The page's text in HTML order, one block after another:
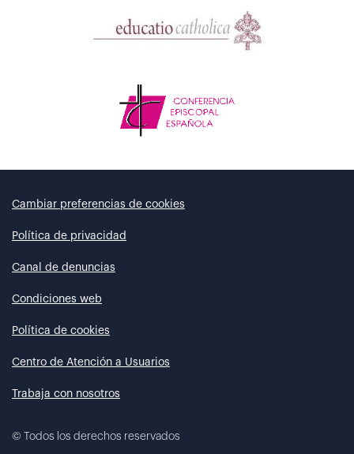
Cambiar preferencias de cookies
Política de privacidad
Canal de denuncias
Condiciones web
Política de cookies
Centro de Atención a Usuarios
Trabaja con nosotros
© Todos los derechos reservados